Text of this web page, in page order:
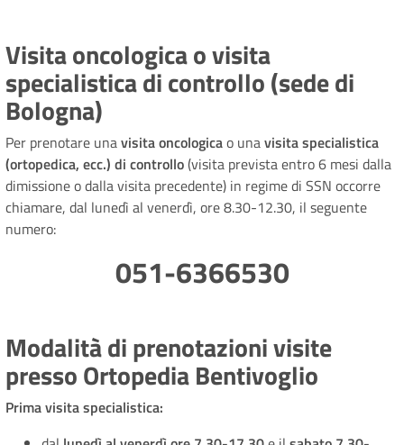
Visita oncologica o visita
specialistica di controllo (sede di
Bologna)
Per prenotare unavisita oncologicao unavisita specialistica
(ortopedica, ecc.) di controllo(visita prevista entro 6 mesi dalla
dimissione o dalla visita precedente) in regime di SSN occorre
chiamare, dal lunedì al venerdì, ore 8.30-12.30, il seguente
numero:
051-6366530
Modalità di prenotazioni visite
presso Ortopedia Bentivoglio
Prima visita specialistica: